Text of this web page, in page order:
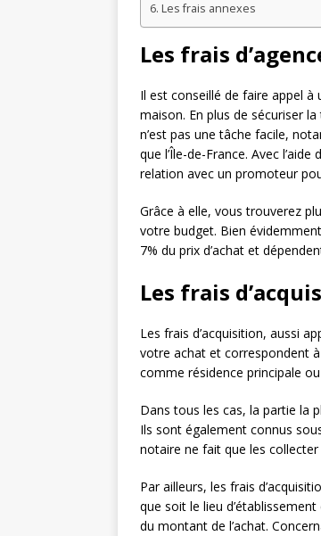
Les frais annexes
Les frais
Il est conseillé de faire appel à
maison. En plus de sécuriser
n’est pas une tâche facile,
que l’Île-de-France. Avec
relation avec un promoteur
Grâce à elle, vous trouverez
votre budget. Bien
7% du prix d’achat et
Les frais
Les frais d’acquisition, aussi
votre achat et correspondent
comme résidence principale ou
Dans tous les cas, la partie la
Ils sont également connus
notaire ne fait que les
Par ailleurs, les frais
que soit le lieu
du montant de l’achat.